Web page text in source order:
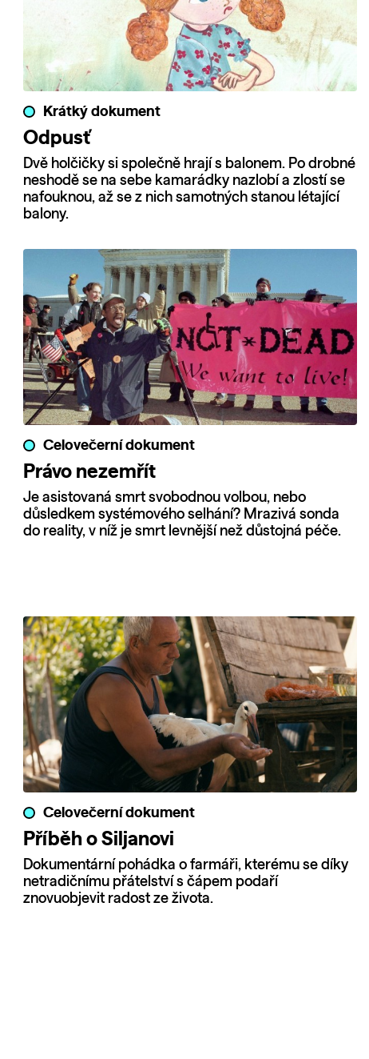
Krátký dokument
Odpusť
Dvě holčičky si společně hrají s balonem. Po drobné
neshodě se na sebe kamarádky nazlobí a zlostí se
nafouknou, až se z nich samotných stanou létající
balony.
Celovečerní dokument
Právo nezemřít
Je asistovaná smrt svobodnou volbou, nebo
důsledkem systémového selhání? Mrazivá sonda
do reality, v níž je smrt levnější než důstojná péče.
Celovečerní dokument
Příběh o Siljanovi
Dokumentární pohádka o farmáři, kterému se díky
netradičnímu přátelství s čápem podaří
znovuobjevit radost ze života.